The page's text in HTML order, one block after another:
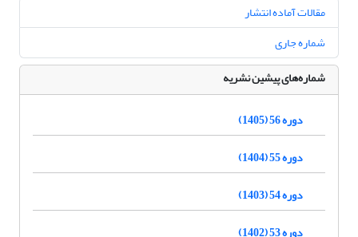
مقالات آماده انتشار
شماره جاری
شماره‌های پیشین نشریه
دوره 56 (1405)
دوره 55 (1404)
دوره 54 (1403)
دوره 53 (1402)